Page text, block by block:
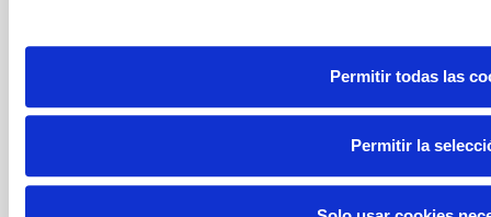
Permitir todas las
Permitir la
Services by Benigar, S. L) organizan